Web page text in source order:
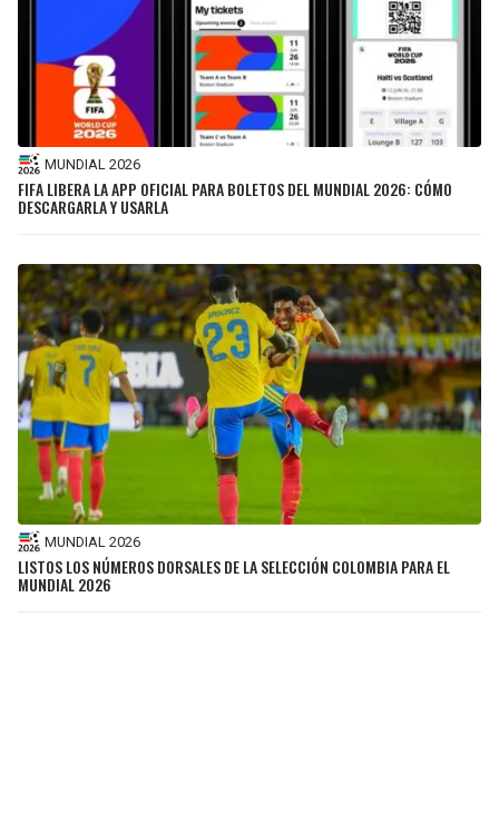
MUNDIAL 2026
FIFA LIBERA LA APP OFICIAL PARA BOLETOS DEL MUNDIAL 2026: CÓMO
DESCARGARLA Y USARLA
MUNDIAL 2026
LISTOS LOS NÚMEROS DORSALES DE LA SELECCIÓN COLOMBIA PARA EL
MUNDIAL 2026